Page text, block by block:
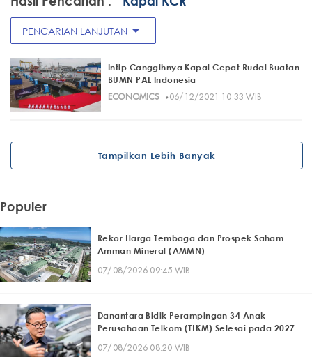
PENCARIAN LANJUTAN arrow_drop_down
Intip Canggihnya Kapal Cepat Rudal Buatan
BUMN PAL Indonesia
ECONOMICS· 06/12/2021 10:33 WIB
Tampilkan Lebih Banyak
Populer
Rekor Harga Tembaga dan Prospek Saham
Amman Mineral (AMMN)
07/08/2026 09:45 WIB
Danantara Bidik Perampingan 34 Anak
Perusahaan Telkom (TLKM) Selesai pada 2027
07/08/2026 08:20 WIB